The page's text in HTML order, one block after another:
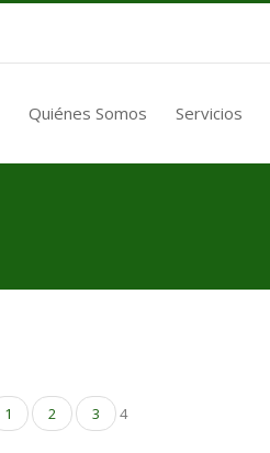
Quiénes Somos Servicios
1 2 3 4